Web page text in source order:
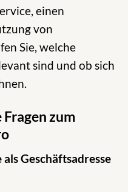
einen
von
Sie, welche
sind und ob sich
zum
Geschäftsadresse